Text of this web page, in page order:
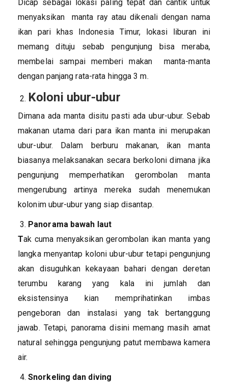
Dicap sebagai lokasi paling tepat dan cantik untuk
menyaksikan manta ray atau dikenali dengan nama
ikan pari khas Indonesia Timur, lokasi liburan ini
memang dituju sebab pengunjung bisa meraba,
membelai sampai memberi makan manta-manta
dengan panjang rata-rata hingga 3 m.
Koloni ubur-ubur
Dimana ada manta disitu pasti ada ubur-ubur. Sebab
makanan utama dari para ikan manta ini merupakan
ubur-ubur. Dalam berburu makanan, ikan manta
biasanya melaksanakan secara berkoloni dimana jika
pengunjung memperhatikan gerombolan manta
mengerubung artinya mereka sudah menemukan
kolonim ubur-ubur yang siap disantap.
Panorama bawah laut
Tak cuma menyaksikan gerombolan ikan manta yang
langka menyantap koloni ubur-ubur tetapi pengunjung
akan disuguhkan kekayaan bahari dengan deretan
terumbu karang yang kala ini jumlah dan
eksistensinya kian memprihatinkan imbas
pengeboran dan instalasi yang tak bertanggung
jawab. Tetapi, panorama disini memang masih amat
natural sehingga pengunjung patut membawa kamera
air.
Snorkeling dan diving